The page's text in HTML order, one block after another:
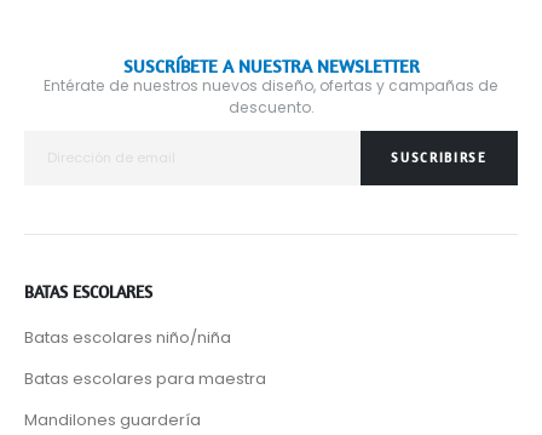
SUSCRÍBETE A NUESTRA NEWSLETTER
Entérate de nuestros nuevos diseño, ofertas y campañas de
descuento.
SUSCRIBIRSE
BATAS ESCOLARES
Batas escolares niño/niña
Batas escolares para maestra
Mandilones guardería